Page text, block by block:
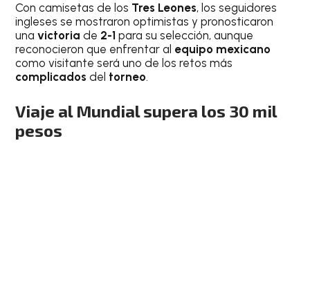
Con camisetas de los Tres Leones, los seguidores
ingleses se mostraron optimistas y pronosticaron
unavictoriade 2-1 para su selección, aunque
reconocieron que enfrentar al equipo mexicano
como visitante será uno de los retos más
complicadosdel torneo.
Viaje al Mundial supera los 30 mil
pesos